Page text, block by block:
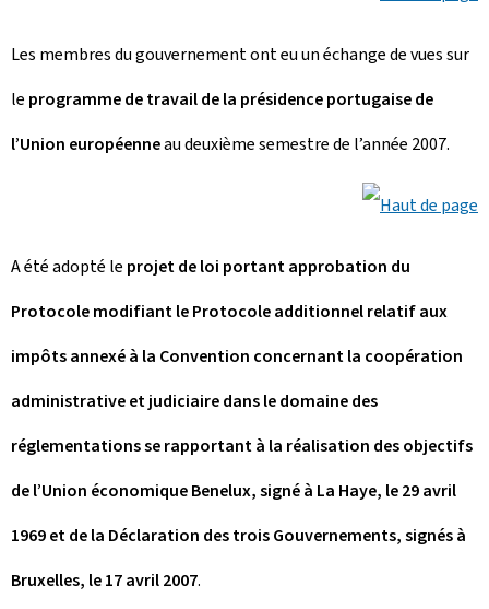
Les membres du gouvernement ont eu un échange de vues sur
le programme de travail de la présidence portugaise de
l’Union européenneau deuxième semestre de l’année 2007.
A été adopté le projet de loi portant approbation du
Protocole modifiant le Protocole additionnel relatif aux
impôts annexé à la Convention concernant la coopération
administrative et judiciaire dans le domaine des
réglementations se rapportant à la réalisation des objectifs
de l’Union économique Benelux, signé à La Haye, le 29 avril
1969 et de la Déclaration des trois Gouvernements, signés à
Bruxelles, le 17 avril 2007.